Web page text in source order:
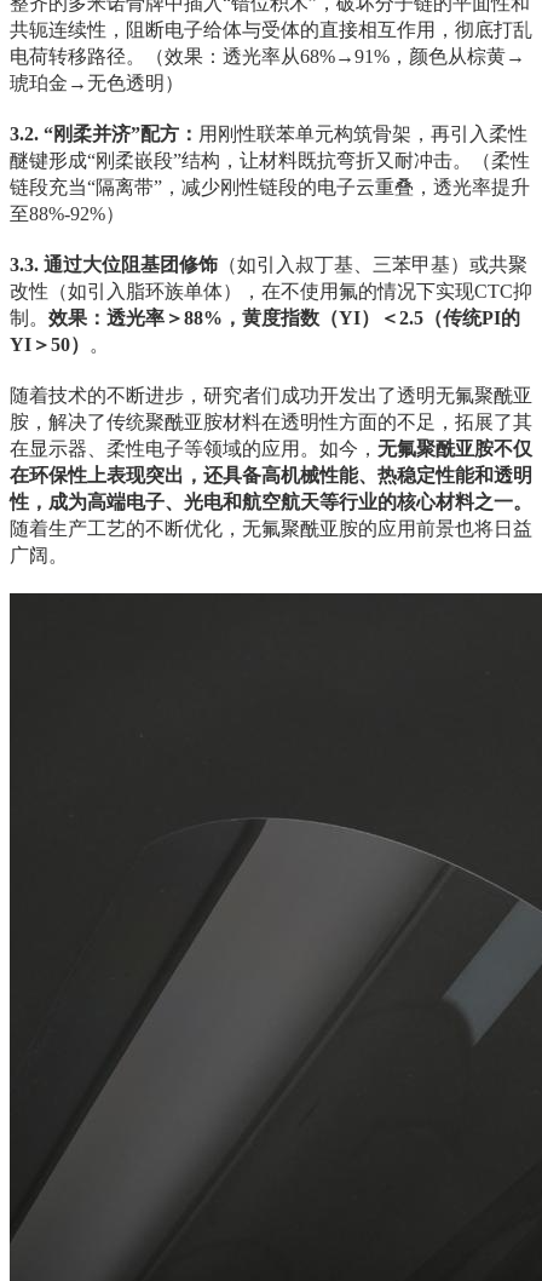
共轭连续性，阻断电子给体与受体的直接相互作用，彻底打乱
电荷转移路径。（效果：透光率从68%→91%，颜色从棕黄→
琥珀金→无色透明）
3.2. “刚柔并济”配方： 用刚性联苯单元构筑骨架，再引入柔性
醚键形成“刚柔嵌段”结构，让材料既抗弯折又耐冲击。（柔性
链段充当“隔离带”，减少刚性链段的电子云重叠，透光率提升
至88%-92%）
3.3. 通过大位阻基团修饰 （如引入叔丁基、三苯甲基）或共聚
改性（如引入脂环族单体），在不使用氟的情况下实现CTC抑
制。 效果：透光率＞88%，黄度指数（YI）＜2.5（传统PI的
YI＞50）
。
随着技术的不断进步，研究者们成功开发出了透明无氟聚酰亚
胺，解决了传统聚酰亚胺材料在透明性方面的不足，拓展了其
在显示器、柔性电子等领域的应用。如今， 无氟聚酰亚胺不仅
在环保性上表现突出，还具备高机械性能、热稳定性能和透明
性，成为高端电子、光电和航空航天等行业的核心材料之一。
随着生产工艺的不断优化，无氟聚酰亚胺的应用前景也将日益
广阔。